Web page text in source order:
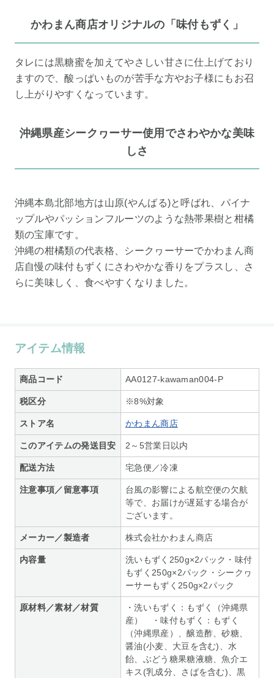
かわまん商店オリジナルの「味付もずく」
タレには黒糖蜜を加えてやさしい甘さに仕上げており
ますので、酸っぱいものが苦手な方やお子様にもお召
し上がりやすくなっています。
沖縄県産シークヮーサー使用でさわやかな美味
しさ
沖縄本島北部地方は山原(やんばる)と呼ばれ、パイナ
ップルやパッションフルーツのような熱帯果樹と柑橘
類の宝庫です。
沖縄の柑橘類の代表格、シークヮーサーでかわまん商
店自慢の味付もずくにさわやかな香りをプラスし、さ
らに美味しく、食べやすくなりました。
アイテム情報
商品コード AA0127-kawaman004-P
税区分 ※8%対象
ストア名 かわまん商店
このアイテムの発送目安 2～5営業日以内
配送方法 宅急便／冷凍
注意事項／留意事項
台風の影響による航空便の欠航
等で、お届けが遅延する場合が
ございます。
メーカー／製造者 株式会社かわまん商店
内容量
洗いもずく250g×2パック・味付
もずく250g×2パック・シークヮ
ーサーもずく250g×2パック
原材料／素材／材質
・洗いもずく：もずく（沖縄県
産） ・味付もずく：もずく
（沖縄県産）、醸造酢、砂糖、
醤油(小麦、大豆を含む)、水
飴、ぶどう糖果糖液糖、魚介エ
キス(乳成分、さばを含む)、黒